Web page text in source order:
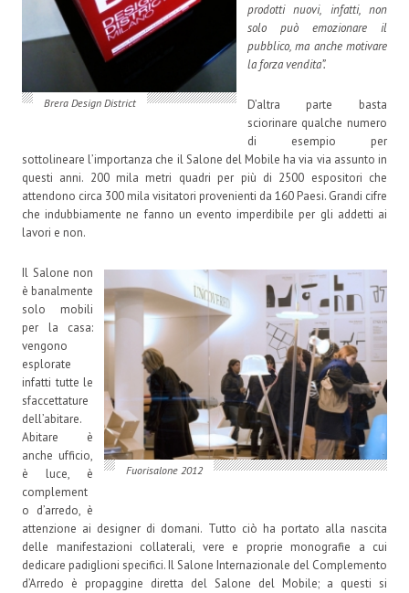
Brera Design District
prodotti nuovi, infatti, non
solo può emozionare il
pubblico, ma anche motivare
la forza vendita”.
D’altra parte basta
sciorinare qualche numero
di esempio per
sottolineare l’importanza che il Salone del Mobile ha via via assunto in
questi anni. 200 mila metri quadri per più di 2500 espositori che
attendono circa 300 mila visitatori provenienti da 160 Paesi. Grandi cifre
che indubbiamente ne fanno un evento imperdibile per gli addetti ai
lavori e non.
Fuorisalone 2012
Il Salone non
è banalmente
solo mobili
per la casa:
vengono
esplorate
infatti tutte le
sfaccettature
dell’abitare.
Abitare è
anche ufficio,
è luce, è
complement
o d’arredo, è
attenzione ai designer di domani. Tutto ciò ha portato alla nascita
delle manifestazioni collaterali, vere e proprie monografie a cui
dedicare padiglioni specifici. Il Salone Internazionale del Complemento
d’Arredo è propaggine diretta del Salone del Mobile; a questi si